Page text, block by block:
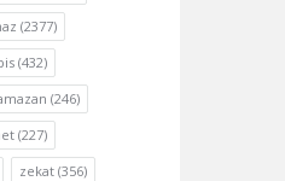
(2377)
(432)
(246)
(227)
zekat (356)